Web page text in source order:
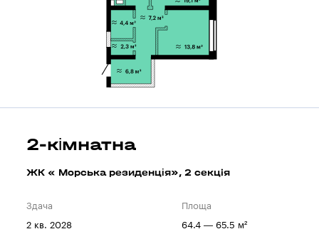
2-кімнатна
ЖК « Морська резиденція», 2 секцiя
Здача
2 кв. 2028
Площа
64.4 — 65.5 м²